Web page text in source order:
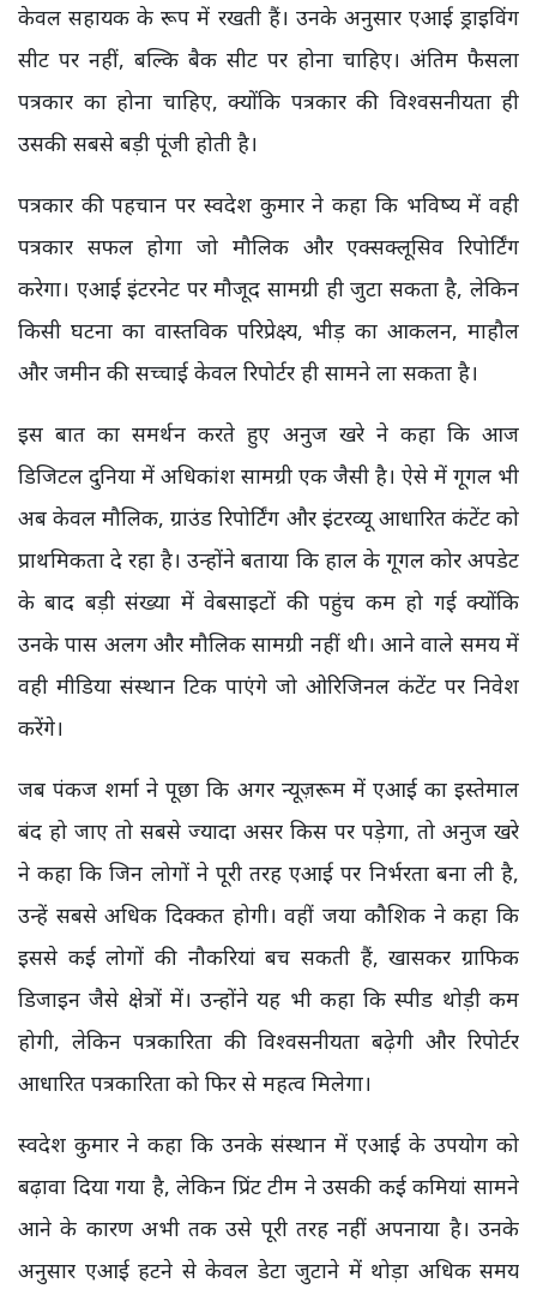
केवल सहायक के रूप में रखती हैं। उनके अनुसार एआई ड्राइविंग
सीट पर नहीं, बल्कि बैक सीट पर होना चाहिए। अंतिम फैसला
पत्रकार का होना चाहिए, क्योंकि पत्रकार की विश्वसनीयता ही
उसकी सबसे बड़ी पूंजी होती है।
पत्रकार की पहचान पर स्वदेश कुमार ने कहा कि भविष्य में वही
पत्रकार सफल होगा जो मौलिक और एक्सक्लूसिव रिपोर्टिंग
करेगा। एआई इंटरनेट पर मौजूद सामग्री ही जुटा सकता है, लेकिन
किसी घटना का वास्तविक परिप्रेक्ष्य, भीड़ का आकलन, माहौल
और जमीन की सच्चाई केवल रिपोर्टर ही सामने ला सकता है।
इस बात का समर्थन करते हुए अनुज खरे ने कहा कि आज
डिजिटल दुनिया में अधिकांश सामग्री एक जैसी है। ऐसे में गूगल भी
अब केवल मौलिक, ग्राउंड रिपोर्टिंग और इंटरव्यू आधारित कंटेंट को
प्राथमिकता दे रहा है। उन्होंने बताया कि हाल के गूगल कोर अपडेट
के बाद बड़ी संख्या में वेबसाइटों की पहुंच कम हो गई क्योंकि
उनके पास अलग और मौलिक सामग्री नहीं थी। आने वाले समय में
वही मीडिया संस्थान टिक पाएंगे जो ओरिजिनल कंटेंट पर निवेश
करेंगे।
जब पंकज शर्मा ने पूछा कि अगर न्यूज़रूम में एआई का इस्तेमाल
बंद हो जाए तो सबसे ज्यादा असर किस पर पड़ेगा, तो अनुज खरे
ने कहा कि जिन लोगों ने पूरी तरह एआई पर निर्भरता बना ली है,
उन्हें सबसे अधिक दिक्कत होगी। वहीं जया कौशिक ने कहा कि
इससे कई लोगों की नौकरियां बच सकती हैं, खासकर ग्राफिक
डिजाइन जैसे क्षेत्रों में। उन्होंने यह भी कहा कि स्पीड थोड़ी कम
होगी, लेकिन पत्रकारिता की विश्वसनीयता बढ़ेगी और रिपोर्टर
आधारित पत्रकारिता को फिर से महत्व मिलेगा।
स्वदेश कुमार ने कहा कि उनके संस्थान में एआई के उपयोग को
बढ़ावा दिया गया है, लेकिन प्रिंट टीम ने उसकी कई कमियां सामने
आने के कारण अभी तक उसे पूरी तरह नहीं अपनाया है। उनके
अनुसार एआई हटने से केवल डेटा जुटाने में थोड़ा अधिक समय